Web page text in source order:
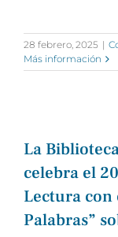
28 febrero, 2025 |
Más información
La
celebra el
Lectura con
Palabras”